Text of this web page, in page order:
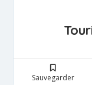
Sauvegarder